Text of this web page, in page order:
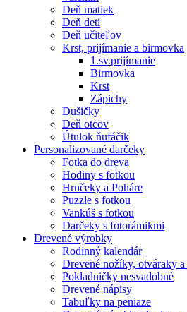
Deň matiek
Deň detí
Deň učiteľov
Krst, prijímanie a birmovka
1.sv.prijímanie
Birmovka
Krst
Zápichy
Dušičky
Deň otcov
Útulok ňufáčik
Personalizované darčeky
Fotka do dreva
Hodiny s fotkou
Hrnčeky a Poháre
Puzzle s fotkou
Vankúš s fotkou
Darčeky s fotorámikmi
Drevené výrobky
Rodinný kalendár
Drevené nožíky, otváraky a
Pokladničky nesvadobné
Drevené nápisy
Tabuľky na peniaze